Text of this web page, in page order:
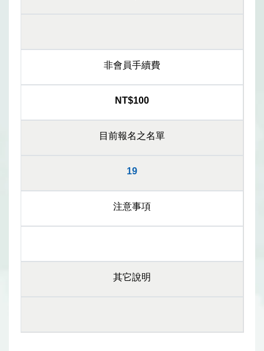
非會員手續費
NT$100
目前報名之名單
19
注意事項
其它說明